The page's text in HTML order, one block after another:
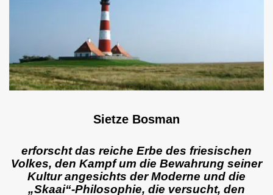
Sietze Bosman
erforscht das reiche Erbe des friesischen
Volkes, den Kampf um die Bewahrung seiner
Kultur angesichts der Moderne und die
„Skaai“-Philosophie, die versucht, den